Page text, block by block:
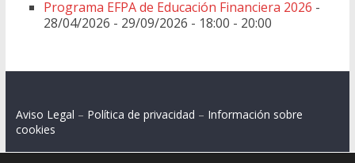
Programa EFPA de Educación Financiera 2026 -
28/04/2026 - 29/09/2026 - 18:00 - 20:00
Aviso Legal – Política de privacidad – Información sobre
cookies